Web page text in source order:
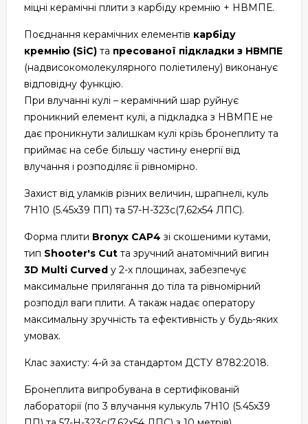
міцні керамічні плити з карбіду кремнію + НВМПЕ.
Поєднання керамічних елементів карбіду
кремнію (SiC) та пресованої підкладки з НВМПЕ
(надвисокомолекулярного поліетилену) виконанує
відповідну функцію.
При влучанні кулі – керамічний шар руйнує
проникний елемент кулі, а підкладка з НВМПЕ не
дає проникнути залишкам кулі крізь бронеплиту та
приймає на себе більшу частину енергії від
влучання і розподіляє її рівномірно.
Захист від уламків різних величин, шрапнелі, куль
7Н10 (5.45х39 ПП) та 57-Н-323с(7,62х54 ЛПС).
Форма плити Bronyx CAP4 зі скошеними кутами,
тип Shooter's Cut та зручний анатомічний вигин
3D Multi Curved у 2-х площинах, забезпечує
максимальне прилягання до тіла та рівномірний
розподіл ваги плити. А такаж надає оператору
максимальну зручність та ефективність у будь-яких
умовах.
Клас захисту: 4-й за стандартом ДСТУ 8782:2018.
Бронеплита випробувана в сертифікованій
лабораторії (по 3 влучання кулькуль 7Н10 (5.45х39